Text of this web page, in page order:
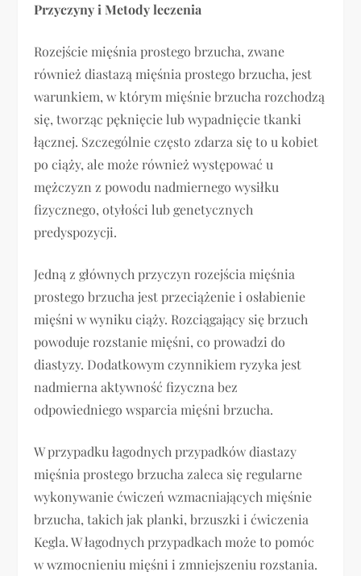
Przyczyny i Metody leczenia
Rozejście mięśnia prostego brzucha, zwane
również diastazą mięśnia prostego brzucha, jest
warunkiem, w którym mięśnie brzucha rozchodzą
się, tworząc pęknięcie lub wypadnięcie tkanki
łącznej. Szczególnie często zdarza się to u kobiet
po ciąży, ale może również występować u
mężczyzn z powodu nadmiernego wysiłku
fizycznego, otyłości lub genetycznych
predyspozycji.
Jedną z głównych przyczyn rozejścia mięśnia
prostego brzucha jest przeciążenie i osłabienie
mięśni w wyniku ciąży. Rozciągający się brzuch
powoduje rozstanie mięśni, co prowadzi do
diastyzy. Dodatkowym czynnikiem ryzyka jest
nadmierna aktywność fizyczna bez
odpowiedniego wsparcia mięśni brzucha.
W przypadku łagodnych przypadków diastazy
mięśnia prostego brzucha zaleca się regularne
wykonywanie ćwiczeń wzmacniających mięśnie
brzucha, takich jak planki, brzuszki i ćwiczenia
Kegla. W łagodnych przypadkach może to pomóc
w wzmocnieniu mięśni i zmniejszeniu rozstania.